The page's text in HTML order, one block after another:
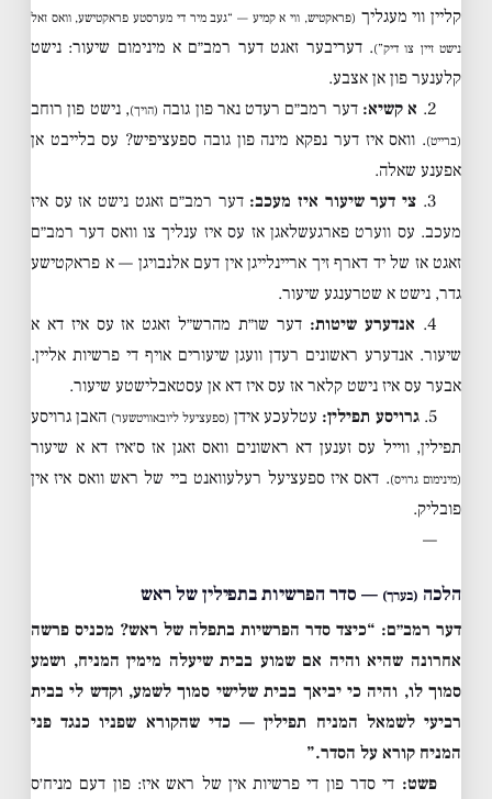
קליין ווי מעגליך (פראקטיש, ווי א קמיע — “געב מיר די מערסטע פראקטישע, וואס זאל
נישט זיין צו דיק”). דעריבער זאגט דער רמב״ם א מינימום שיעור: נישט
קלענער פון אן אצבע.
2. א קשיא: דער רמב״ם רעדט נאר פון גובה (הויך), נישט פון רוחב
(ברייט). וואס איז דער נפקא מינה פון גובה ספעציפיש? עס בלייבט אן
אפענע שאלה.
3. צי דער שיעור איז מעכב: דער רמב״ם זאגט נישט אז עס איז
מעכב. עס ווערט פארגעשלאגן אז עס איז ענליך צו וואס דער רמב״ם
זאגט אז של יד דארף זיך אריינלייגן אין דעם אלנבויגן — א פראקטישע
גדר, נישט א שטרענגע שיעור.
4. אנדערע שיטות: דער שו״ת מהרש״ל זאגט אז עס איז דא א
שיעור. אנדערע ראשונים רעדן וועגן שיעורים אויף די פרשיות אליין.
אבער עס איז נישט קלאר אז עס איז דא אן עסטאבלישטע שיעור.
5. גרויסע תפילין: עטלעכע אידן (ספעציעל ליובאוויטשער) האבן גרויסע
תפילין, ווייל עס זענען דא ראשונים וואס זאגן אז ס׳איז דא א שיעור
(מינימום גרויס). דאס איז ספעציעל רעלעוואנט ביי של ראש וואס איז אין
פובליק.
—
הלכה (בערך) — סדר הפרשיות בתפילין של ראש
דער רמב״ם: “כיצד סדר הפרשיות בתפלה של ראש? מכניס פרשה
אחרונה שהיא והיה אם שמוע בבית שיעלה מימין המניח, ושמע
סמוך לו, והיה כי יביאך בבית שלישי סמוך לשמע, וקדש לי בבית
רביעי לשמאל המניח תפילין — כדי שהקורא שפניו כנגד פני
המניח קורא על הסדר.”
פשט: די סדר פון די פרשיות אין של ראש איז: פון דעם מניח׳ס